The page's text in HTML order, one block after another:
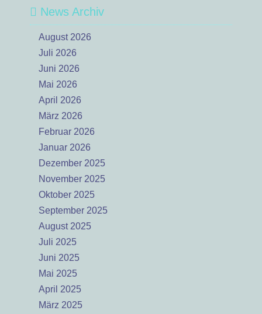
News Archiv
August 2026
Juli 2026
Juni 2026
Mai 2026
April 2026
März 2026
Februar 2026
Januar 2026
Dezember 2025
November 2025
Oktober 2025
September 2025
August 2025
Juli 2025
Juni 2025
Mai 2025
April 2025
März 2025